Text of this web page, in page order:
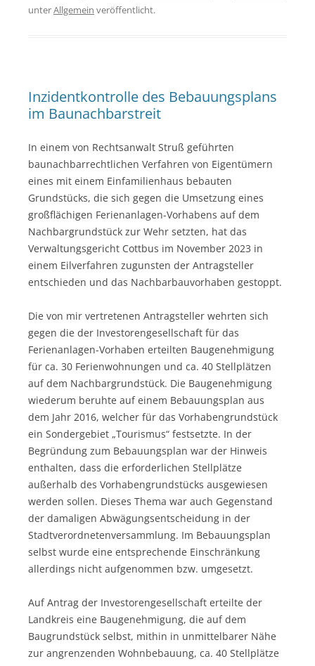
unterAllgemein veröffentlicht.
Inzidentkontrolle des Bebauungsplans
im Baunachbarstreit
In einem von Rechtsanwalt Struß geführten
baunachbarrechtlichen Verfahren von Eigentümern
eines mit einem Einfamilienhaus bebauten
Grundstücks, die sich gegen die Umsetzung eines
großflächigen Ferienanlagen-Vorhabens auf dem
Nachbargrundstück zur Wehr setzten, hat das
Verwaltungsgericht Cottbus im November 2023 in
einem Eilverfahren zugunsten der Antragsteller
entschieden und das Nachbarbauvorhaben gestoppt.
Die von mir vertretenen Antragsteller wehrten sich
gegen die der Investorengesellschaft für das
Ferienanlagen-Vorhaben erteilten Baugenehmigung
für ca. 30 Ferienwohnungen und ca. 40 Stellplätzen
auf dem Nachbargrundstück. Die Baugenehmigung
wiederum beruhte auf einem Bebauungsplan aus
dem Jahr 2016, welcher für das Vorhabengrundstück
ein Sondergebiet „Tourismus“ festsetzte. In der
Begründung zum Bebauungsplan war der Hinweis
enthalten, dass die erforderlichen Stellplätze
außerhalb des Vorhabengrundstücks ausgewiesen
werden sollen. Dieses Thema war auch Gegenstand
der damaligen Abwägungsentscheidung in der
Stadtverordnetenversammlung. Im Bebauungsplan
selbst wurde eine entsprechende Einschränkung
allerdings nicht aufgenommen bzw. umgesetzt.
Auf Antrag der Investorengesellschaft erteilte der
Landkreis eine Baugenehmigung, die auf dem
Baugrundstück selbst, mithin in unmittelbarer Nähe
zur angrenzenden Wohnbebauung, ca. 40 Stellplätze